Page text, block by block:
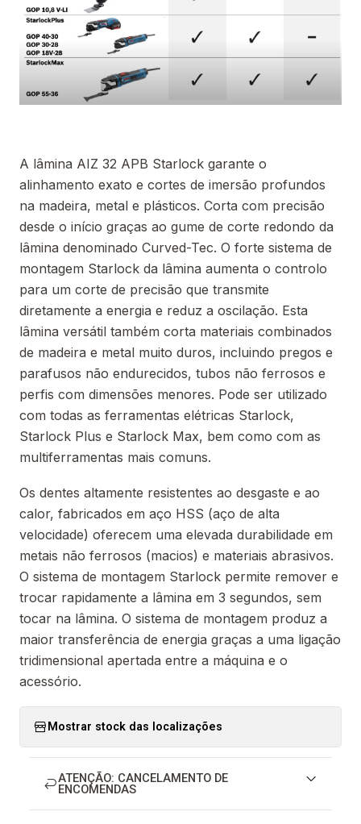
A lâmina AIZ 32 APB Starlock garante o
alinhamento exato e cortes de imersão profundos
na madeira, metal e plásticos. Corta com precisão
desde o início graças ao gume de corte redondo da
lâmina denominado Curved-Tec. O forte sistema de
montagem Starlock da lâmina aumenta o controlo
para um corte de precisão que transmite
diretamente a energia e reduz a oscilação. Esta
lâmina versátil também corta materiais combinados
de madeira e metal muito duros, incluindo pregos e
parafusos não endurecidos, tubos não ferrosos e
perfis com dimensões menores. Pode ser utilizado
com todas as ferramentas elétricas Starlock,
Starlock Plus e Starlock Max, bem como com as
multiferramentas mais comuns.
Os dentes altamente resistentes ao desgaste e ao
calor, fabricados em aço HSS (aço de alta
velocidade) oferecem uma elevada durabilidade em
metais não ferrosos (macios) e materiais abrasivos.
O sistema de montagem Starlock permite remover e
trocar rapidamente a lâmina em 3 segundos, sem
tocar na lâmina. O sistema de montagem produz a
maior transferência de energia graças a uma ligação
tridimensional apertada entre a máquina e o
acessório.
Mostrar stock das localizações
ATENÇÃO: CANCELAMENTO DE
ENCOMENDAS